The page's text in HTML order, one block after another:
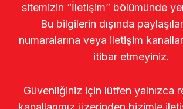
sitemizin “İletişim” bölümünde
Bu bilgilerin dışında
numaralarına veya iletişim
itibar etmeyiniz.
Güvenliğiniz için lütfen yalnızca